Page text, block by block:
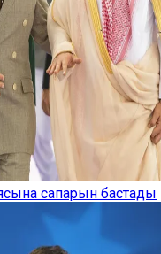
сапарын бастады